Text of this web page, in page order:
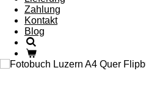
Zahlung
Kontakt
Blog